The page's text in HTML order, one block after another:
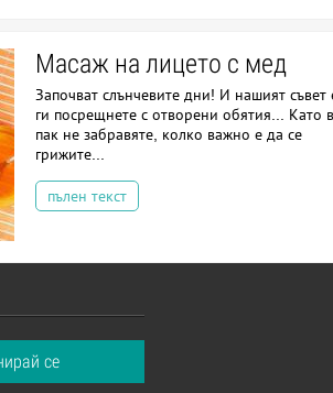
Масаж на лицето с мед
Започват слънчевите дни! И нашият съвет
ги посрещнете с отворени обятия... Като
пак не забравяте, колко важно е да се
грижите...
пълен текст